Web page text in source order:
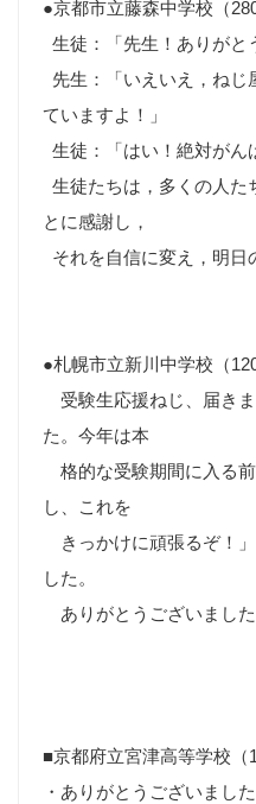
●京都市立藤森中学校（
生徒：「先生！ありがと
先生：「いえいえ，ねじ
ていますよ！」
生徒：「はい！絶対がん
生徒たちは，多くの人た
とに感謝し，
それを自信に変え，明日
●札幌市立新川中学校（
受験生応援ねじ、届き
た。今年は本
格的な受験期間に入る
し、これを
きっかけに頑張るぞ！
した。
ありがとうございました
■京都府立宮津高等学校
・ありがとうございまし